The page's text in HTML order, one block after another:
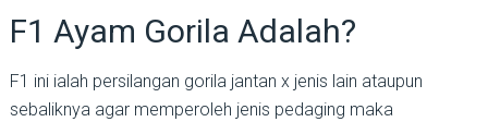
F1 Ayam Gorila Adalah?
F1 ini ialah persilangan gorila jantan x jenis lain ataupun
sebaliknya agar memperoleh jenis pedaging maka